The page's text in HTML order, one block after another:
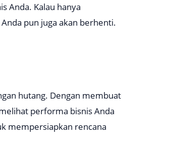
Anda. Kalau hanya
pun juga akan berhenti.
hutang. Dengan membuat
performa bisnis Anda
mempersiapkan rencana